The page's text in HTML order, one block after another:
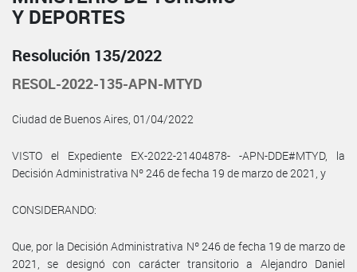
Y DEPORTES
Resolución 135/2022
RESOL-2022-135-APN-MTYD
Ciudad de Buenos Aires, 01/04/2022
VISTO el Expediente EX-2022-21404878- -APN-DDE#MTYD, la
Decisión Administrativa Nº 246 de fecha 19 de marzo de 2021, y
CONSIDERANDO:
Que, por la Decisión Administrativa Nº 246 de fecha 19 de marzo de
2021, se designó con carácter transitorio a Alejandro Daniel